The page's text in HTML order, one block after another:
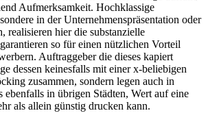
Aufmerksamkeit. Hochklassige
in der Unternehmenspräsentation oder
realisieren hier die substanzielle
so für einen nützlichen Vorteil
Auftraggeber die dieses kapiert
dessen keinesfalls mit einer x-beliebigen
zusammen, sondern legen auch in
in übrigen Städten, Wert auf eine
als allein günstig drucken kann.